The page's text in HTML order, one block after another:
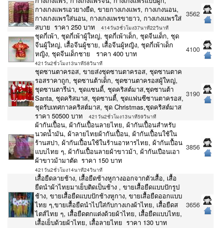
กางเกงแพรเอวยางยืด, ขายกางเกงแพร, กางเกงนอน,
กางเกงแพรใส่นอน, กางเกงแพรขายาว, กางเกงแพรใส่
สบาย ราคา 250 บาท
414วัน3ชั่วโมง37นาที22วินาที
3562
ชุดกี่เพ้า, ชุดกี่เพ้าผู้ใหญ่, ชุดกี่เพ้าเด็ก, ชุดจีนเด็ก, ชุด
จีนผู้ใหญ่, เสื้อจีนผู้ชาย, เสื้อจีนผู้หญิง, ชุดกี่เพ้าเด็ก
หญิง, ชุดจีนเด็กชาย ราคา 400 บาท
421วัน2ชั่วโมง13นาที58วินาที
4100
ชุดซานตาครอส, ขายส่งชุดซานตาครอส, ชุดซานตาค
รอสราคาถูก, ชุดซานต้าเด็ก, ชุดซานตาครอสผู้ใหญ่,
ชุดซานตารีน่า, ชุดแซนดี้, ชุดคริสต์มาส,ชุดซานต้า
Santa, ชุดคริสมาส, ชุดซานตี้, ชุดแฟนซีซานตาครอส,
ชุดรับเทศกาลคริสต์มาส, ชุด Christmas,ชุดคริสต์มาส
ราคา 50500 บาท
421วัน2ชั่วโมง13นาที59วินาที
3190
ผ้ากันเปื้อน, ผ้ากันเปื้อนลายไทย, ผ้ากันเปื้อนสำหรับ
นวดน้ำมัน, ผ้าลายไทยผ้ากันเปื้อน, ผ้ากันเปื้อนใช้ใน
ร้านสปา, ผ้ากันเปื้อนใช้ในร้านอาหารไทย, ผ้ากันเปื้อน
แบบไทย ๆ, ผ้ากันเปื้อนลายผ้าขาวม้า, ผ้ากันเปือนเอา
ผ้าขาวม้ามาตัด ราคา 150 บาท
421วัน2ชั่วโมง14นาที24วินาที
3856
เสื้อยืดลายช้าง, เสื้อยืดช้างหูกางออกจากตัวเสื้อ, เสื้อ
ยืดนำผ้าไทยมาเย็บติดเป็นช้าง , ขายเสื้อยืดแบบปักรูป
ช้าง, ขายเสื้อยืดแบบปักช้างหูกาง, ขายเสื้อยืดออกแบบ
ไทย ๆ,ขายเสื้อยืดนำไปใส่กับกางเกงผ้าไทย, เสื้อยืดส
ไตส์ไทย ๆ, เสื้อยืดตกแต่งด้วยผ้าไทย, เสื้อยืดแบบไทย,
เสื้อเย็บด้วยผ้าไทย, เสื้อลายไทย ราคา 130 บาท
3656